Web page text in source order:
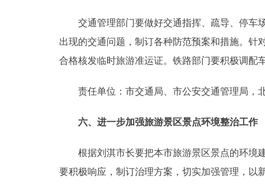
交通管理部门要做好交通指挥、疏导、停车场
出现的交通问题，制订各种防范预案和措施。针
合格核发临时旅游准运证。铁路部门要积极调配
责任单位：市交通局、市公安交通管理局，北
六、进一步加强旅游景区景点环境整治工作
根据刘淇市长要把本市旅游景区景点的环境建
要积极响应，制订治理方案，切实加强管理，以